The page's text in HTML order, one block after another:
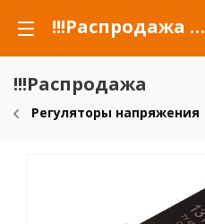
!!!Распродажа для автомобилей российских марок и сельхозтехники
!!!Распродажа
Регуляторы напряжения